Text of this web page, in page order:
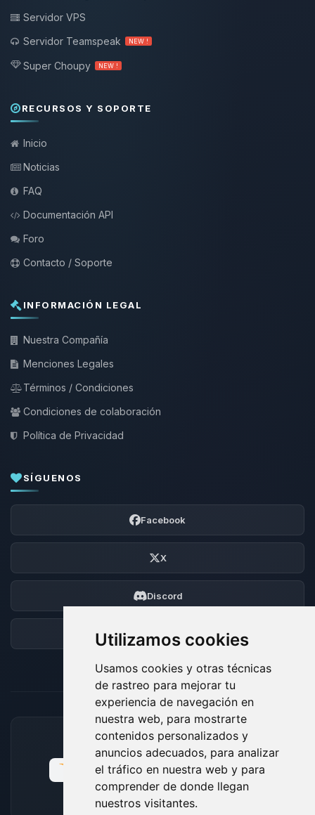
Utilizamos cookies
Usamos cookies y otras técnicas
de rastreo para mejorar tu
experiencia de navegación en
nuestra web, para mostrarte
contenidos personalizados y
anuncios adecuados, para analizar
el tráfico en nuestra web y para
comprender de donde llegan
nuestros visitantes.
Servidor VPS
Servidor Teamspeak
NEW !
Super Choupy NEW !
RECURSOS Y SOPORTE
Inicio
Noticias
FAQ
Documentación API
Foro
Contacto / Soporte
INFORMACIÓN LEGAL
Nuestra Compañía
Menciones Legales
Términos / Condiciones
Condiciones de colaboración
Política de Privacidad
SÍGUENOS
Facebook
X
Discord
Foro
MÉTODOS DE PAGO ACEPTADOS